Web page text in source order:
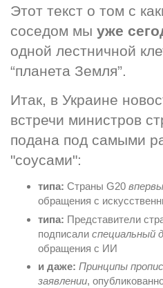
Этот текст о том с
соседом мы уже
одной лестничной
“планета Земля”.
Итак, в Украине
встречи министров
подана под самыми
"соусами":
типа: Страны G20
обращения с
типа: Представители
подписали специальный
обращения с ИИ
и даже: Принципы
заявлении,